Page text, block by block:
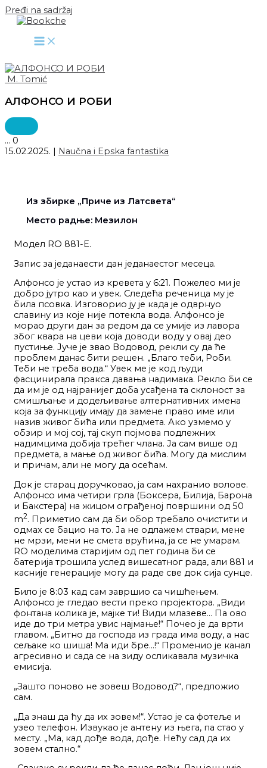
Pređi na sadržaj
M. Tomić
АЛФОНСО И РОБИ
... 0
15.02.2025. | Naučna i Epska fantastika
Из збирке „Приче из Латсвета“
Место радње: Мезилон
Модел RO 881-E.
Запис за једанаести дан једанаестог месеца.
Алфонсо је устао из кревета у 6:21. Пожелео ми је
добро јутро као и увек. Следећа реченица му је
била псовка. Изговорио ју је када је одврнуо
славину из које није потекла вода. Алфонсо је
морао други дан за редом да се умије из лавора
због квара на цеви која доводи воду у овај део
пустиње. Јуче је звао Водовод, рекли су да ће
проблем данас бити решен. „Благо теби, Роби.
Теби не треба вода.“ Увек ме је код људи
фасцинирала пракса давања надимака. Рекло би се
да им је од најранијег доба усађена та склоност за
смишљање и додељивање алтернативних имена
која за функцију имају да замене право име или
назив живог бића или предмета. Ако узмемо у
обзир и мој сој, тај скуп појмова подлежних
надимцима добија трећег члана. Ја сам више од
предмета, а мање од живог бића. Могу да мислим
и причам, али не могу да осећам.
Док је старац доручковао, ја сам нахранио волове.
Алфонсо има четири грла (Боксера, Билија, Барона
и Бакстера) на жицом ограђеној површини од 50
m2. Приметио сам да би обор требало очистити и
одмах се бацио на то. Ја не одлажем ствари, мене
не мрзи, мени не смета врућина, ја се не умарам.
RO моделима старијим од пет година би се
батерија трошила услед вишесатног рада, али 881 и
касније генерације могу да раде све док сија сунце.
Било је 8:03 кад сам завршио са чишћењем.
Алфонсо је гледао вести преко пројектора. „Види
фонтана колика је, мајке ти! Види млазеве… Па ово
иде до три метра увис најмање!“ Почео је да врти
главом. „Битно да господа из града има воду, а нас
сељаке ко шиша! Ма иди бре…!“ Променио је канал
агресивно и сада се на зиду осликавала музичка
емисија.
„Зашто поново не зовеш Водовод?“, предложио
сам.
„Да знаш да ћу да их зовем!“. Устао је са фотеље и
узео телефон. Извукао је антену из њега, па стао у
месту. „Ма, кад дође вода, дође. Нећу сад да их
зовем стално.“